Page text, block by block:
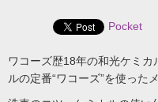
Pocket
ワコーズ歴18年の和光ケミ
ルの定番“ワコーズ”を使った